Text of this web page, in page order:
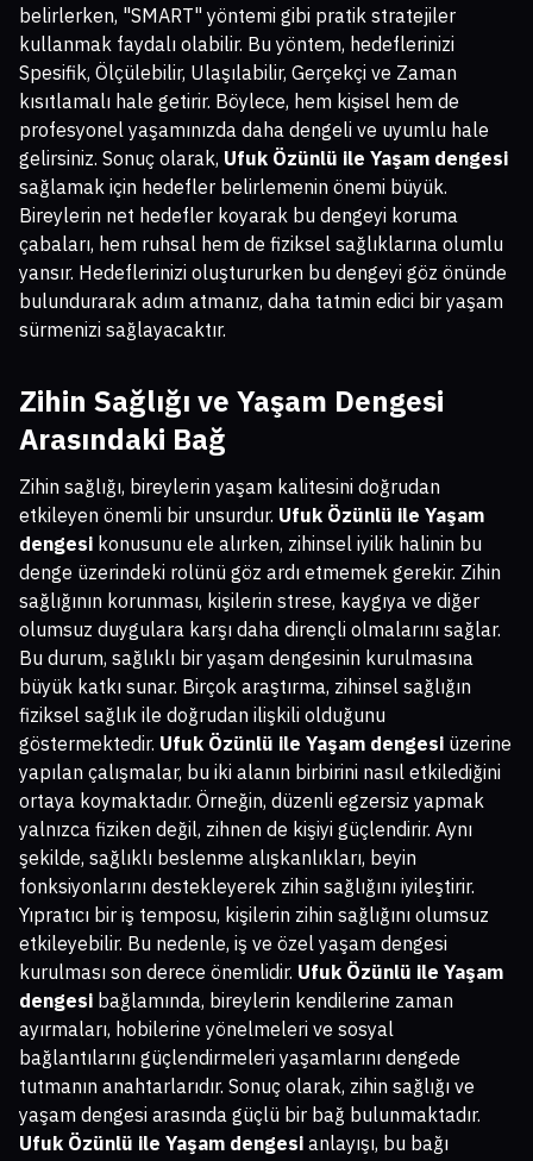
belirlerken, "SMART" yöntemi gibi pratik stratejiler
kullanmak faydalı olabilir. Bu yöntem, hedeflerinizi
Spesifik, Ölçülebilir, Ulaşılabilir, Gerçekçi ve Zaman
kısıtlamalı hale getirir. Böylece, hem kişisel hem de
profesyonel yaşamınızda daha dengeli ve uyumlu hale
gelirsiniz. Sonuç olarak, Ufuk Özünlü ile Yaşam dengesi
sağlamak için hedefler belirlemenin önemi büyük.
Bireylerin net hedefler koyarak bu dengeyi koruma
çabaları, hem ruhsal hem de fiziksel sağlıklarına olumlu
yansır. Hedeflerinizi oluştururken bu dengeyi göz önünde
bulundurarak adım atmanız, daha tatmin edici bir yaşam
sürmenizi sağlayacaktır.
Zihin Sağlığı ve Yaşam Dengesi
Arasındaki Bağ
Zihin sağlığı, bireylerin yaşam kalitesini doğrudan
etkileyen önemli bir unsurdur. Ufuk Özünlü ile Yaşam
dengesi konusunu ele alırken, zihinsel iyilik halinin bu
denge üzerindeki rolünü göz ardı etmemek gerekir. Zihin
sağlığının korunması, kişilerin strese, kaygıya ve diğer
olumsuz duygulara karşı daha dirençli olmalarını sağlar.
Bu durum, sağlıklı bir yaşam dengesinin kurulmasına
büyük katkı sunar. Birçok araştırma, zihinsel sağlığın
fiziksel sağlık ile doğrudan ilişkili olduğunu
göstermektedir. Ufuk Özünlü ile Yaşam dengesi üzerine
yapılan çalışmalar, bu iki alanın birbirini nasıl etkilediğini
ortaya koymaktadır. Örneğin, düzenli egzersiz yapmak
yalnızca fiziken değil, zihnen de kişiyi güçlendirir. Aynı
şekilde, sağlıklı beslenme alışkanlıkları, beyin
fonksiyonlarını destekleyerek zihin sağlığını iyileştirir.
Yıpratıcı bir iş temposu, kişilerin zihin sağlığını olumsuz
etkileyebilir. Bu nedenle, iş ve özel yaşam dengesi
kurulması son derece önemlidir. Ufuk Özünlü ile Yaşam
dengesi bağlamında, bireylerin kendilerine zaman
ayırmaları, hobilerine yönelmeleri ve sosyal
bağlantılarını güçlendirmeleri yaşamlarını dengede
tutmanın anahtarlarıdır. Sonuç olarak, zihin sağlığı ve
yaşam dengesi arasında güçlü bir bağ bulunmaktadır.
Ufuk Özünlü ile Yaşam dengesi anlayışı, bu bağı